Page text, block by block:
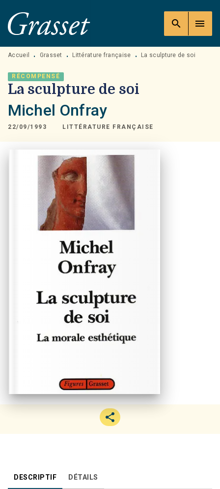
MENU RECHERCHE
PIED DE PAGE
search menu
Accueil • Grasset • Littérature française • La sculpture de soi
RÉCOMPENSÉ
La sculpture de soi
Michel Onfray
22/09/1993 LITTÉRATURE FRANÇAISE
DESCRIPTIF DÉTAILS